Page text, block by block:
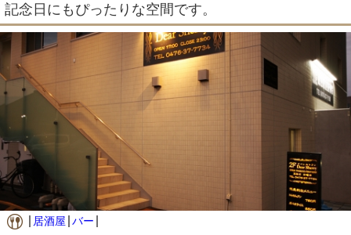
記念日にもぴったりな空間です。
居酒屋 バー